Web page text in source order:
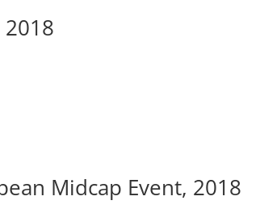
Midcap Event, 2018